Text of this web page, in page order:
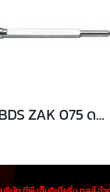
BDS ZAK 075 ดอกเจาะนำศูนย์ สำหรับเจ็ทบอส HKK เจาะลึก 30 มม.